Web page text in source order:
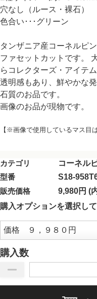
穴なし（ルース・裸石）
色合い･･･グリーン
タンザニア産コーネルピ
ファセットカットです。
らコレクターズ・アイテ
透明感もあり、鮮やかな
石質のお品です。
画像のお品が現物です。
【※画像で使用しているマス目
カテゴリ
コーネル
型番
S18-
販売価格
9,980円 (
購入オプションを選択して
購入数